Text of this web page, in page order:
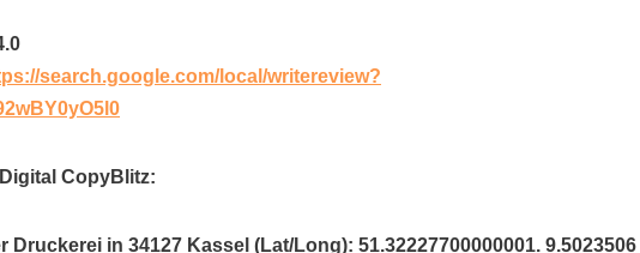
search.google.com/local/writereview?
CopyBlitz:
in 34127 Kassel (Lat/Long): 51.32227700000001. 9.5023506